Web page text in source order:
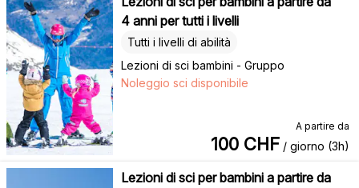
4 anni per tutti i livelli
Lezioni di sci bambini - Gruppo
Tutti i livelli di abilità
Noleggio sci disponibile
A partire da
100 CHF / giorno (3h)
Lezioni di sci per bambini a partire da